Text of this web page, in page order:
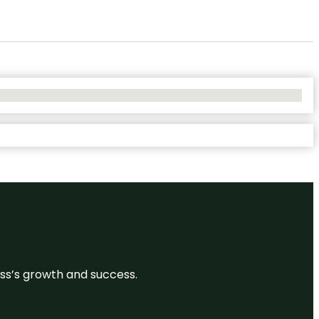
growth and success.